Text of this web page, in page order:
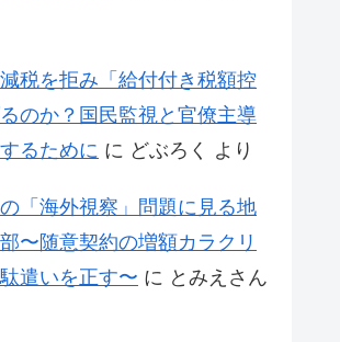
税を拒み「給付付き税額控
のか？国民監視と官僚主導
るために に どぶろく より
「海外視察」問題に見る地
〜随意契約の増額カラクリ
遣いを正す〜 に とみえさん